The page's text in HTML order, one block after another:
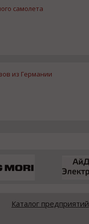
самолета
из Германии
Каталог предприятий